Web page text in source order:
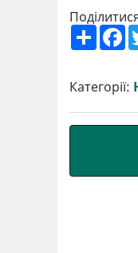
П
о
р
и
F
a
b
o
Категорії: